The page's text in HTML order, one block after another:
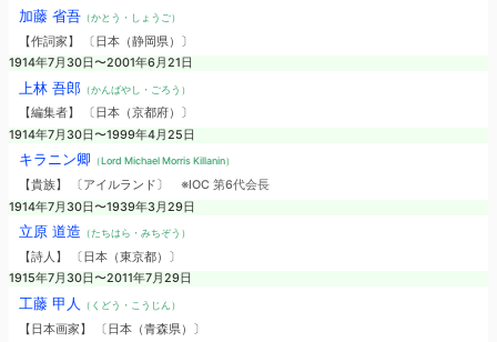
加藤 省吾（かとう・しょうご）
【作詞家】 〔日本（静岡県）〕
1914年7月30日〜2001年6月21日
上林 吾郎（かんばやし・ごろう）
【編集者】 〔日本（京都府）〕
1914年7月30日〜1999年4月25日
キラニン卿 （Lord Michael Morris Killanin）
【貴族】 〔アイルランド〕 ※IOC 第6代会長
1914年7月30日〜1939年3月29日
立原 道造 （たちはら・みちぞう）
【詩人】 〔日本（東京都）〕
1915年7月30日〜2011年7月29日
工藤 甲人 （くどう・こうじん）
【日本画家】 〔日本（青森県）〕